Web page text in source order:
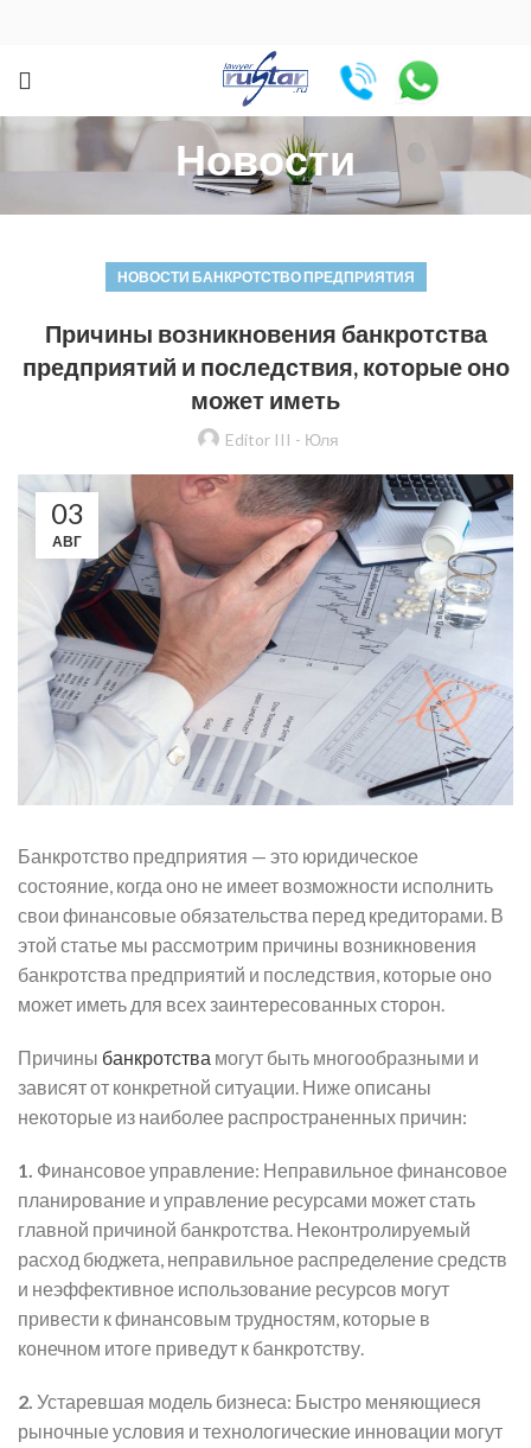
Новости
НОВОСТИ БАНКРОТСТВО ПРЕДПРИЯТИЯ
Причины возникновения банкротства
предприятий и последствия, которые оно
может иметь
Editor III - Юля
03
АВГ
Банкротство предприятия — это юридическое
состояние, когда оно не имеет возможности исполнить
свои финансовые обязательства перед кредиторами. В
этой статье мы рассмотрим причины возникновения
банкротства предприятий и последствия, которые оно
может иметь для всех заинтересованных сторон.
Причины банкротства могут быть многообразными и
зависят от конкретной ситуации. Ниже описаны
некоторые из наиболее распространенных причин:
1. Финансовое управление: Неправильное финансовое
планирование и управление ресурсами может стать
главной причиной банкротства. Неконтролируемый
расход бюджета, неправильное распределение средств
и неэффективное использование ресурсов могут
привести к финансовым трудностям, которые в
конечном итоге приведут к банкротству.
2. Устаревшая модель бизнеса: Быстро меняющиеся
рыночные условия и технологические инновации могут